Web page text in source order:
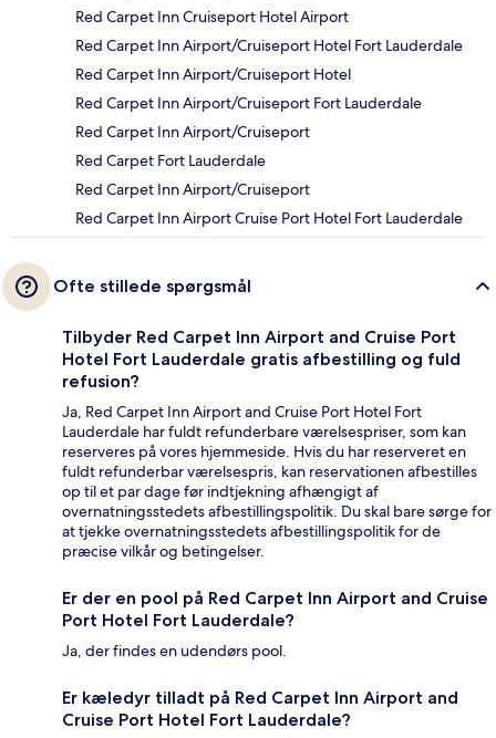
Red Carpet Inn Cruiseport Hotel Airport
Red Carpet Inn Airport/Cruiseport Hotel Fort Lauderdale
Red Carpet Inn Airport/Cruiseport Hotel
Red Carpet Inn Airport/Cruiseport Fort Lauderdale
Red Carpet Inn Airport/Cruiseport
Red Carpet Fort Lauderdale
Red Carpet Inn Airport/Cruiseport
Red Carpet Inn Airport Cruise Port Hotel Fort Lauderdale
Ofte stillede spørgsmål
Tilbyder Red Carpet Inn Airport and Cruise Port
Hotel Fort Lauderdale gratis afbestilling og fuld
refusion?
Ja, Red Carpet Inn Airport and Cruise Port Hotel Fort
Lauderdale har fuldt refunderbare værelsespriser, som kan
reserveres på vores hjemmeside. Hvis du har reserveret en
fuldt refunderbar værelsespris, kan reservationen afbestilles
op til et par dage før indtjekning afhængigt af
overnatningsstedets afbestillingspolitik. Du skal bare sørge for
at tjekke overnatningsstedets afbestillingspolitik for de
præcise vilkår og betingelser.
Er der en pool på Red Carpet Inn Airport and Cruise
Port Hotel Fort Lauderdale?
Ja, der findes en udendørs pool.
Er kæledyr tilladt på Red Carpet Inn Airport and
Cruise Port Hotel Fort Lauderdale?